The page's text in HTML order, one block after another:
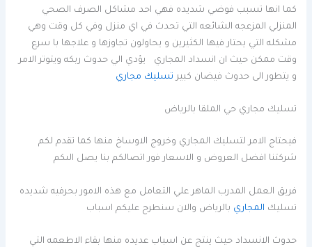
كما انها تسبب فوضي شديده فهي احد مشاكل الصرف الصحي
المنزلي المزعجه الشائعه التي تحدث في اي منزل وفي كل وقت وهي
مشكله التي يحتار فيها الكثيرين و يحاولون تجاوزها و علاجها با سرع
وقت ممكن حيث ان انسداد المجاري يؤدي الي حدوث ربكه ويتوتر الامر
و يتطور الى حدوث فيضان كبير تسليك مجاري
تسليك مجاري حي الملقا بالرياض
فيحتاج الامر لتسليك المجاري وخروج الاوساخ منها كما تقدم لكم
شركتنا افضل العروض و الاسعار فور اتصالكم بنا يصل الىكم
فريق العمل المدرب الماهر علي التعامل مع هذه الامور بحرفيه شديده
تسليك المجاري بالرياض والان سنطرح عليكم اسباب
حدوث الانسداد حيث ينتج عن اسباب عديده منها بقاء الاطعمه التي